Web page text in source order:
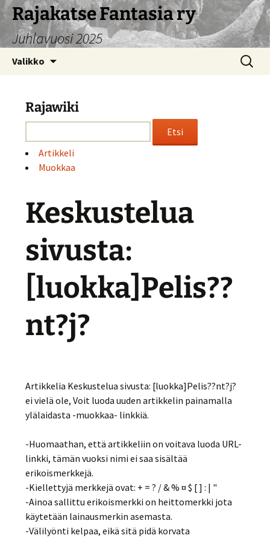
Siirry
sisältöön
Rajakatse Fantasia ry
Juhlavuosi 2025
Valikko Haku:
Rajawiki
Artikkeli
Muokkaa
Keskustelua
sivusta:
[luokka]Pelis??
nt?j?
Artikkelia Keskustelua sivusta: [luokka]Pelis??nt?j?
ei vielä ole, Voit luoda uuden artikkelin painamalla
ylälaidasta -muokkaa- linkkiä.
-Huomaathan, että artikkeliin on voitava luoda URL-
linkki, tämän vuoksi nimi ei saa sisältää
erikoismerkkejä.
-Kiellettyjä merkkejä ovat: + = ? / & % ¤ $ [ ] : | "
-Ainoa sallittu erikoismerkki on heittomerkki jota
käytetään lainausmerkin asemasta.
-Välilyönti kelpaa, eikä sitä pidä korvata